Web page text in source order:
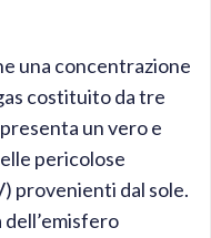
una concentrazione
costituito da tre
un vero e
pericolose
provenienti dal sole.